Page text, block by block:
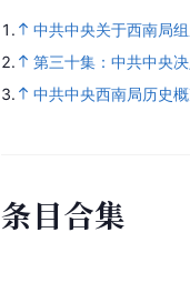
1.
中共中央关于西南局
2.
第三十集：中共中央
3.
中共中央西南局历史
条目合集